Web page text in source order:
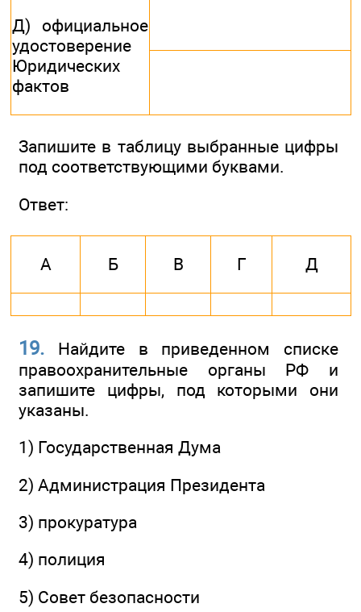
Д) официальное
удостоверение
Юридических
фактов
Запишите в таблицу выбранные цифры
под соответствующими буквами.
Ответ:
А Б В Г Д
19. Найдите в приведенном списке
правоохранительные органы РФ и
запишите цифры, под которыми они
указаны.
1) Государственная Дума
2) Администрация Президента
3) прокуратура
4) полиция
5) Совет безопасности